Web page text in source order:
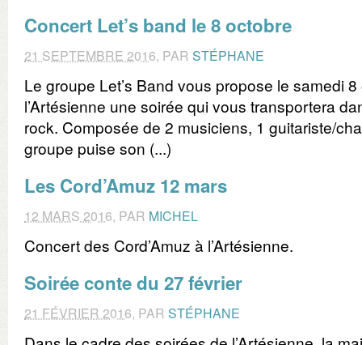
Concert Let’s band le 8 octobre
21 SEPTEMBRE 2016, PAR STÉPHANE
Le groupe Let’s Band vous propose le samedi
l’Artésienne une soirée qui vous transportera
rock. Composée de 2 musiciens, 1 guitariste/
groupe puise son (...)
Les Cord’Amuz 12 mars
12 MARS 2016, PAR MICHEL
Concert des Cord’Amuz à l’Artésienne.
Soirée conte du 27 février
21 FÉVRIER 2016, PAR STÉPHANE